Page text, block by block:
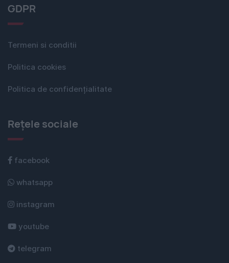
GDPR
Termeni si conditii
Politica cookies
Politica de confidențialitate
Rețele sociale
facebook
whatsapp
instagram
youtube
telegram